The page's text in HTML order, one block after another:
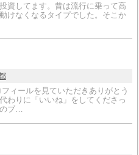
資してます。昔は流行に乗って高
けなくなるタイプでした。そこか
ィールを見ていただきありがとう
わりに「いいね」をしてくださっ
のブ…